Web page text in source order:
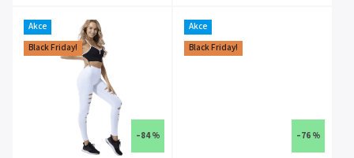
Akce
Black Friday!
–84 %
Akce
Black Friday!
–76 %